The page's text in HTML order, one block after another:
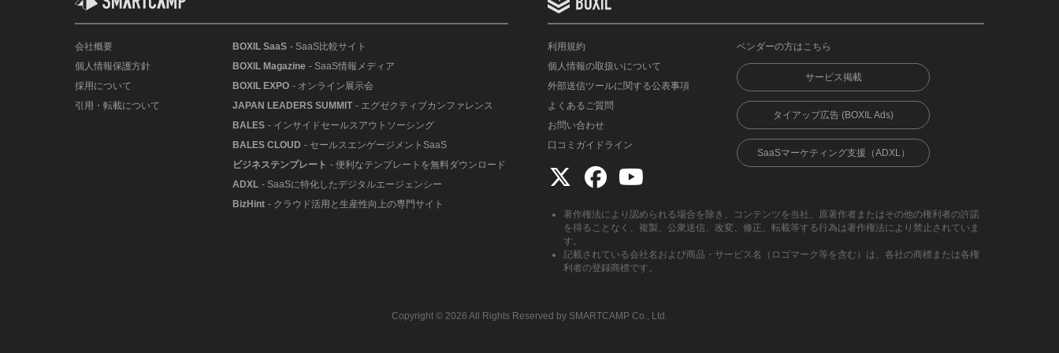
会社概要
個人情報保護方針
採用について
引用・転載について
BOXIL SaaS - SaaS比較サイト
BOXIL Magazine - SaaS情報メディア
BOXIL EXPO - オンライン展示会
JAPAN LEADERS SUMMIT - エグゼクティブカンファレンス
BALES - インサイドセールスアウトソーシング
BALES CLOUD - セールスエンゲージメントSaaS
ビジネステンプレート - 便利なテンプレートを無料ダウンロード
ADXL - SaaSに特化したデジタルエージェンシー
BizHint - クラウド活用と生産性向上の専門サイト
利用規約
個人情報の取扱いについて
外部送信ツールに関する公表事項
よくあるご質問
お問い合わせ
口コミガイドライン
ベンダーの方はこちら
サービス掲載
タイアップ広告 (BOXIL Ads)
SaaSマーケティング支援（ADXL）
著作権法により認められる場合を除き、コンテンツを当社、原著作者またはその他の権利者の許諾
を得ることなく、複製、公衆送信、改変、修正、転載等する行為は著作権法により禁止されていま
す。
記載されている会社名および商品・サービス名（ロゴマーク等を含む）は、各社の商標または各権
利者の登録商標です。
Copyright ©︎ 2026 All Rights Reserved by SMARTCAMP Co., Ltd.